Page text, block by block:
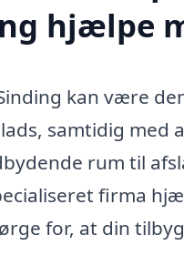
hjælpe
kan være
samtidig
rum til
firma
for, at din